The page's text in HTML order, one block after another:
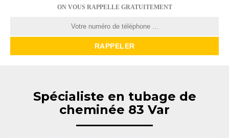
ON VOUS RAPPELLE GRATUITEMENT
Spécialiste en tubage de
cheminée 83 Var